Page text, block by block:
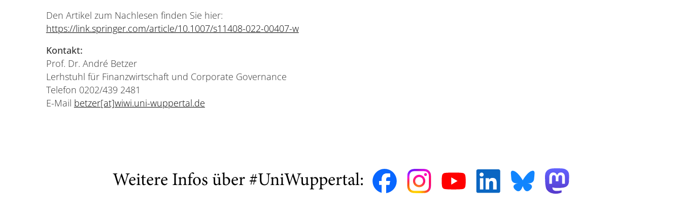
Den Artikel zum Nachlesen finden Sie hier:
https://link.springer.com/article/10.1007/s11408-022-00407-w
Kontakt:
Prof. Dr. André Betzer
Lerhstuhl für Finanzwirtschaft und Corporate Governance
Telefon 0202/439 2481
E-Mail betzer[at]wiwi.uni-wuppertal.de
Weitere Infos über #UniWuppertal: